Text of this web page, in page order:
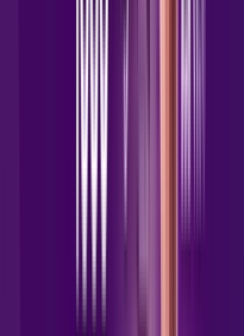
e sem lag